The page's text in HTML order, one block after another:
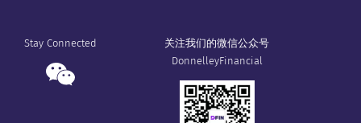
Stay Connected
关注我们的微信公众号
DonnelleyFinancial